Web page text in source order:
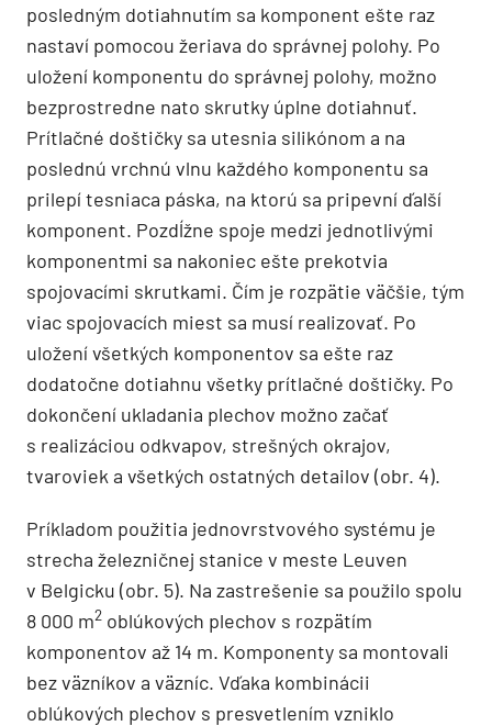
posledným dotiahnutím sa komponent ešte raz
nastaví pomocou žeriava do správnej polohy. Po
uložení komponentu do správnej polohy, možno
bezprostredne nato skrutky úplne dotiahnuť.
Prítlačné doštičky sa utesnia silikónom a na
poslednú vrchnú vlnu každého komponentu sa
prilepí tesniaca páska, na ktorú sa pripevní ďalší
komponent. Pozdĺžne spoje medzi jednotlivými
komponentmi sa nakoniec ešte prekotvia
spojovacími skrutkami. Čím je rozpätie väčšie, tým
viac spojovacích miest sa musí realizovať. Po
uložení všetkých komponentov sa ešte raz
dodatočne dotiahnu všetky prítlačné doštičky. Po
dokončení ukladania plechov možno začať
s realizáciou odkvapov, strešných okrajov,
tvaroviek a všetkých ostatných detailov (obr. 4).
Príkladom použitia jednovrstvového systému je
strecha železničnej stanice v meste Leuven
v Belgicku (obr. 5). Na zastrešenie sa použilo spolu
8 000 m2 oblúkových plechov s rozpätím
komponentov až 14 m. Komponenty sa montovali
bez väzníkov a väzníc. Vďaka kombinácii
oblúkových plechov s presvetlením vzniklo